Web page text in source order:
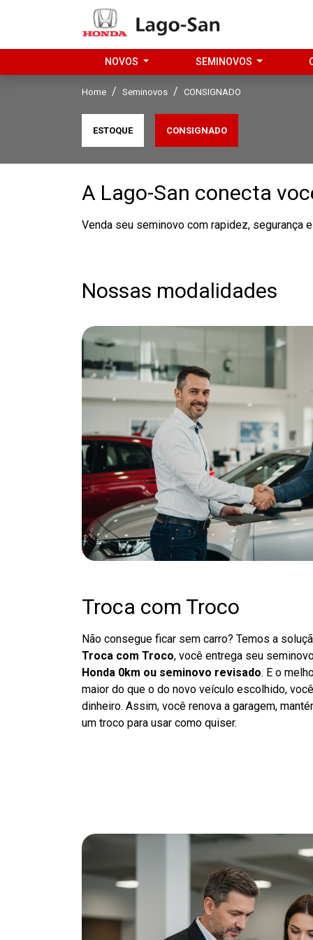
NOVOS SEMINOVOS
Home Seminovos CONSIGNADO
ESTOQUE CONSIGNADO
A Lago-San conecta
Venda seu seminovo com rapidez, segurança
Nossas modalidades
Troca com Troco
Não consegue ficar sem carro? Temos a
Troca com Troco, você entrega seu
Honda 0km ou seminovo revisado. E o
maior do que o do novo veículo escolhido,
dinheiro. Assim, você renova a garagem,
um troco para usar como quiser.